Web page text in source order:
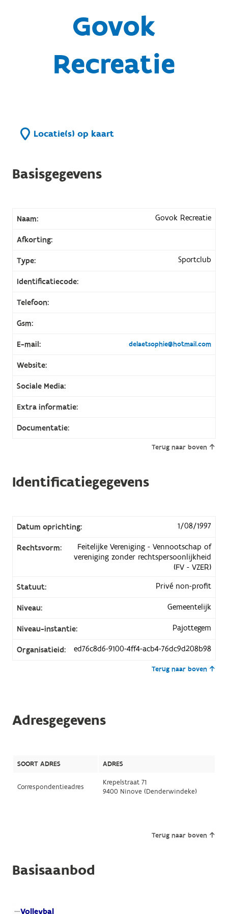
Govok
Recreatie
Locatie(s) op kaart
Basisgegevens
Naam: Govok Recreatie
Afkorting:
Type: Sportclub
Identificatiecode:
Telefoon:
Gsm:
E-mail: delaetsophie@hotmail.com
Website:
Sociale Media:
Extra informatie:
Documentatie:
Terug naar boven
Identificatiegegevens
Datum oprichting: 1/08/1997
Rechtsvorm:
Feitelijke Vereniging - Vennootschap of
vereniging zonder rechtspersoonlijkheid
(FV - VZER)
Statuut:
Privé non-profit
Niveau: Gemeentelijk
Niveau-instantie: Pajottegem
Organisatieid: ed76c8d6-9100-4ff4-acb4-76dc9d208b98
Terug naar boven
Adresgegevens
SOORT ADRES ADRES
Correspondentieadres
Krepelstraat 71
9400 Ninove (Denderwindeke)
Terug naar boven
Basisaanbod
Volleybal